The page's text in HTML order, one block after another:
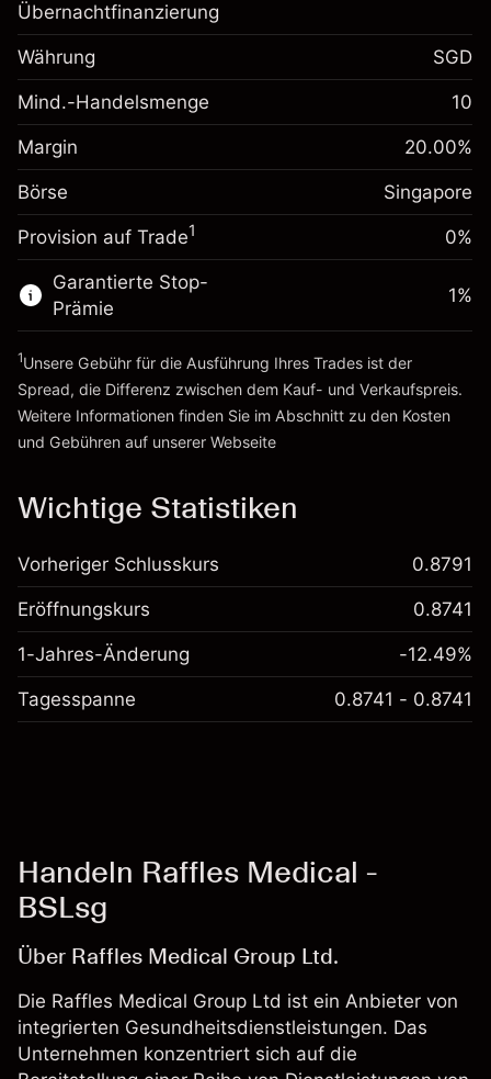
Anpassung der
Übernachtfinanzierung
Gebühren aus
Positionswert
%
Positionsgröße mit Hebelwirkung
~SGD 5,000.00
Geld aus Hebelwirkung ~
SGD 4,000.00
Zur Plattform
Margin. Ihre Investition
Anpassung der
Übernachtfinanzierung
fremdfinanzierten
Positionswert
-0.008607%
(-SGD 0.43)
Positionsgröße mit Hebelwirkung
~SGD 5,000.00
Geld aus Hebelwirkung ~
Zur Plattform
Übernachtfinanzierung
Währung SGD
Mind.-Handelsmenge 10
Margin 20.00%
Börse Singapore
Provision auf Trade1 0%
Garantierte Stop-
Prämie
1%
1Unsere Gebühr für die Ausführung Ihres Trades ist der
Spread, die Differenz zwischen dem Kauf- und Verkaufspreis.
Weitere Informationen finden Sie im Abschnitt zu den Kosten
und Gebühren auf unserer Webseite
Wichtige Statistiken
Vorheriger Schlusskurs 0.8791
Eröffnungskurs 0.8741
1-Jahres-Änderung -12.49%
Tagesspanne 0.8741 - 0.8741
Handeln Raffles Medical -
BSLsg
Über Raffles Medical Group Ltd.
Die Raffles Medical Group Ltd ist ein Anbieter von
integrierten Gesundheitsdienstleistungen. Das
Unternehmen konzentriert sich auf die